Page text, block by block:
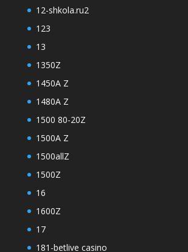
12-shkola.ru2
123
13
1350Z
1450A Z
1480A Z
1500 80-20Z
1500A Z
1500allZ
1500Z
16
1600Z
17
181-betlive casino